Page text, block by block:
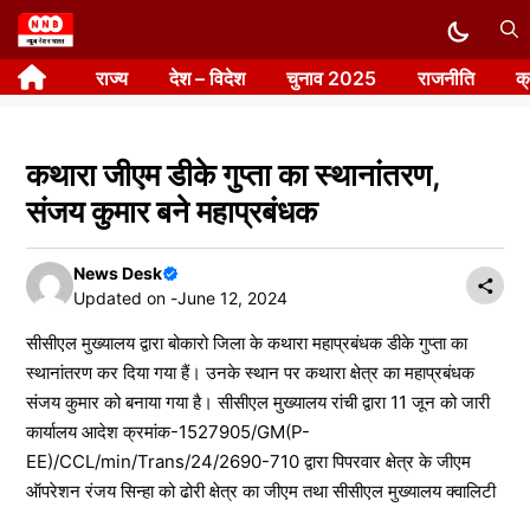
Skip
to
content राज्य देश – विदेश चुनाव 2025 राजनीति
कथारा जीएम डीके गुप्ता का स्थानांतरण,
संजय कुमार बने महाप्रबंधक
News Desk
Updated on -June 12, 2024
सीसीएल मुख्यालय द्वारा बोकारो जिला के कथारा महाप्रबंधक डीके गुप्ता का
स्थानांतरण कर दिया गया हैं। उनके स्थान पर कथारा क्षेत्र का महाप्रबंधक
संजय कुमार को बनाया गया है। सीसीएल मुख्यालय रांची द्वारा 11 जून को जारी
कार्यालय आदेश क्रमांक-1527905/GM(P-
EE)/CCL/min/Trans/24/2690-710 द्वारा पिपरवार क्षेत्र के जीएम
ऑपरेशन रंजय सिन्हा को ढोरी क्षेत्र का जीएम तथा सीसीएल मुख्यालय क्वालिटी